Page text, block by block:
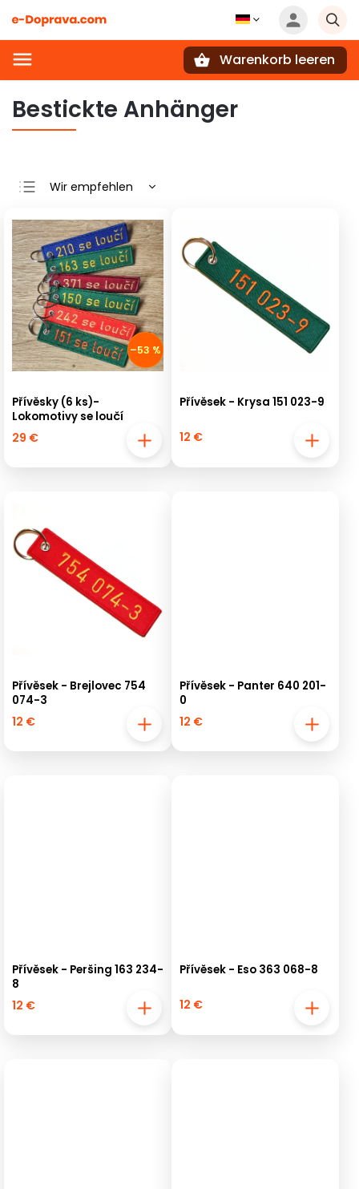
Warenkorb leeren
Bestickte Anhänger
Wir empfehlen
Teuerste
Meistverkauft
Alphabetisch
–53 %
Přívěsky (6 ks)-
Lokomotivy se loučí
29 €
Přívěsek - Krysa 151 023-9
12 €
Přívěsek - Brejlovec 754
074-3
12 €
Přívěsek - Panter 640 201-
0
12 €
Přívěsek - Peršing 163 234-
8
12 €
Přívěsek - Eso 363 068-8
12 €